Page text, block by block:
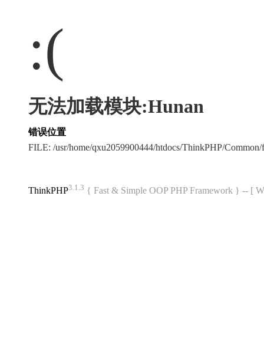
:(
无法加载模块:Hunan
错误位置
FILE: /usr/home/qxu2059900444/htdocs/ThinkPHP/
ThinkPHP3.1.3 { Fast & Simple OOP PHP Framework } -- [